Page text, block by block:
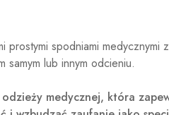
prostymi spodniami
samym lub innym odcieniu.
medycznej, która